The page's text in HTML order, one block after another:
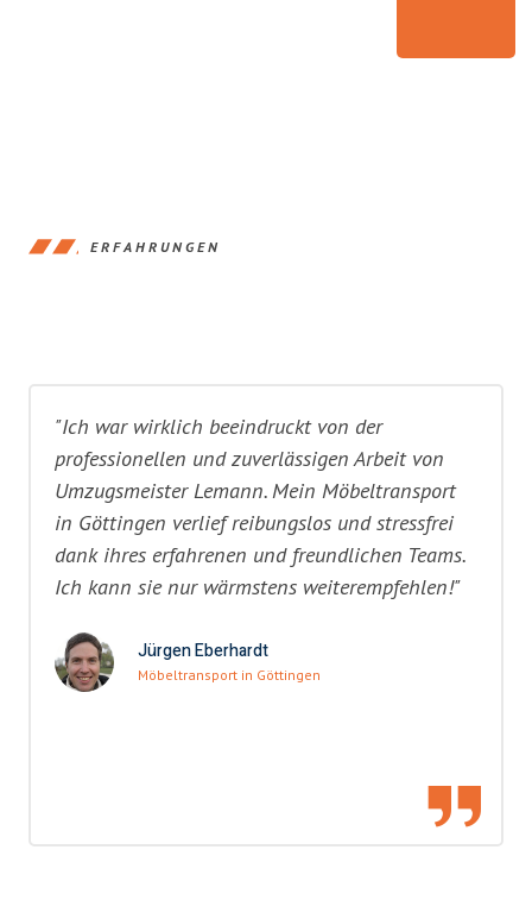
ERFAHRUNGEN
"Ich war wirklich beeindruckt von der
professionellen und zuverlässigen Arbeit von
Umzugsmeister Lemann. Mein Möbeltransport
in Göttingen verlief reibungslos und stressfrei
dank ihres erfahrenen und freundlichen Teams.
Ich kann sie nur wärmstens weiterempfehlen!"
Jürgen Eberhardt
Möbeltransport in Göttingen